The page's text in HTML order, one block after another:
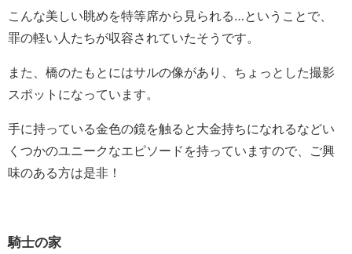
こんな美しい眺めを特等席から見られる…ということで、
罪の軽い人たちが収容されていたそうです。
また、橋のたもとにはサルの像があり、ちょっとした撮影
スポットになっています。
手に持っている金色の鏡を触ると大金持ちになれるなどい
くつかのユニークなエピソードを持っていますので、ご興
味のある方は是非！
騎士の家